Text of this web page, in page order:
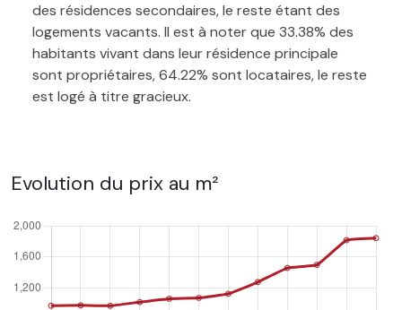
des résidences secondaires, le reste étant des
logements vacants. Il est à noter que 33.38% des
habitants vivant dans leur résidence principale
sont propriétaires, 64.22% sont locataires, le reste
est logé à titre gracieux.
Evolution du prix au m²